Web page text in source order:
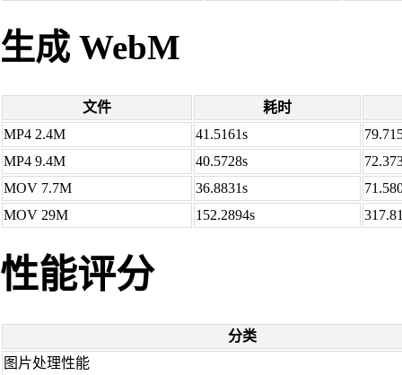
生成 WebM
文件
耗时
MP4 2.4M
41.5161s
MP4 9.4M
40.5728s
MOV 7.7M
36.8831s
MOV 29M
152.2894s
性能评分
分类
图片处理性能